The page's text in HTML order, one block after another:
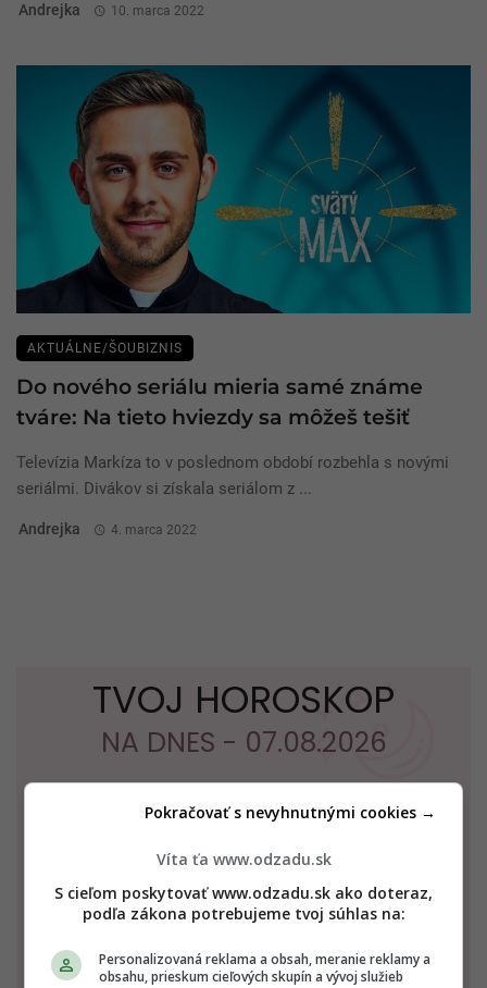
Andrejka 10. marca 2022
AKTUÁLNE/ŠOUBIZNIS
Do nového seriálu mieria samé známe
tváre: Na tieto hviezdy sa môžeš tešiť
Televízia Markíza to v poslednom období rozbehla s novými
seriálmi. Divákov si získala seriálom z ...
Andrejka 4. marca 2022
TVOJ HOROSKOP
NA DNES - 07.08.2026
22.12. - 20.1.
Vodnár
21.1. - 19.2. 20.2. - 20.3.
Víta ťa www.odzadu.sk
S cieľom poskytovať www.odzadu.sk ako doteraz,
podľa zákona potrebujeme tvoj súhlas na:
Personalizovaná reklama a obsah, meranie reklamy a
obsahu, prieskum cieľových skupín a vývoj služieb
Pokračovať s nevyhnutnými cookies →